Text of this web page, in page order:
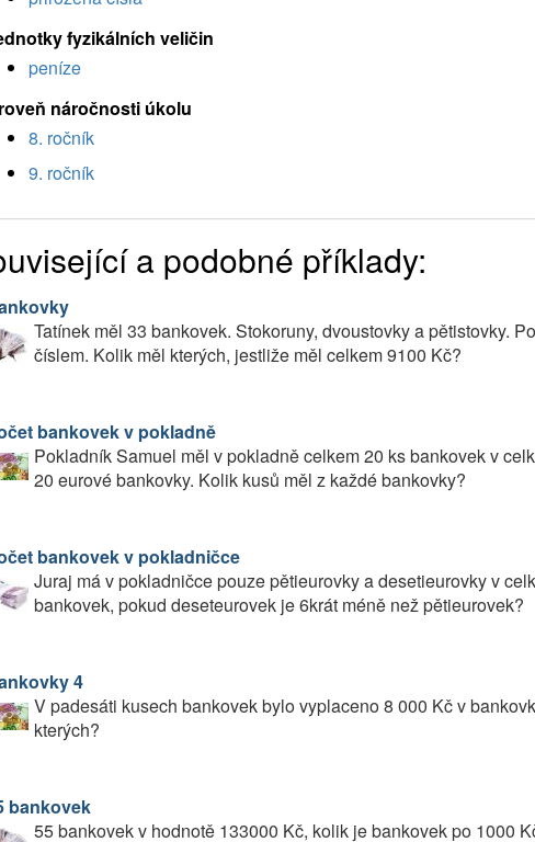
fyzikálních veličin
peníze
náročnosti úkolu
8. ročník
9. ročník
a podobné příklady:
Tatínek měl 33 bankovek. Stokoruny, dvoustovky a pětistovky.
číslem. Kolik měl kterých, jestliže měl celkem 9100 Kč?
bankovek v pokladně
Pokladník Samuel měl v pokladně celkem 20 ks bankovek v
20 eurové bankovky. Kolik kusů měl z každé bankovky?
bankovek v pokladničce
Juraj má v pokladničce pouze pětieurovky a desetieurovky v
bankovek, pokud deseteurovek je 6krát méně než pětieurovek?
4
V padesáti kusech bankovek bylo vyplaceno 8 000 Kč v
kterých?
bankovek
55 bankovek v hodnotě 133000 Kč, kolik je bankovek po 1000